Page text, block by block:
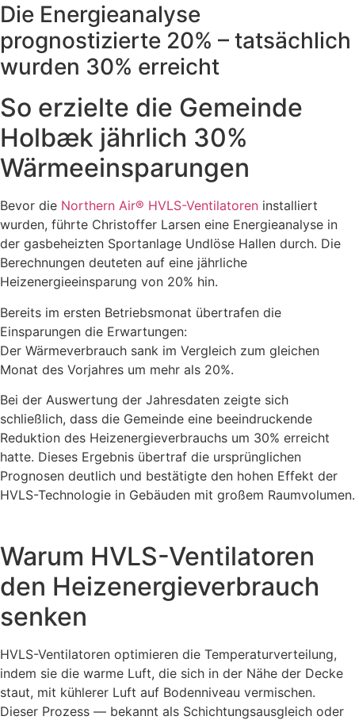
Die Energieanalyse
prognostizierte 20% – tatsächlich
wurden 30% erreicht
So erzielte die Gemeinde
Holbæk jährlich 30%
Wärmeeinsparungen
Bevor die Northern Air® HVLS-Ventilatoren installiert
wurden, führte Christoffer Larsen eine Energieanalyse in
der gasbeheizten Sportanlage Undlöse Hallen durch. Die
Berechnungen deuteten auf eine jährliche
Heizenergieeinsparung von 20% hin.
Bereits im ersten Betriebsmonat übertrafen die
Einsparungen die Erwartungen:
Der Wärmeverbrauch sank im Vergleich zum gleichen
Monat des Vorjahres um mehr als 20%.
Bei der Auswertung der Jahresdaten zeigte sich
schließlich, dass die Gemeinde eine beeindruckende
Reduktion des Heizenergieverbrauchs um 30% erreicht
hatte. Dieses Ergebnis übertraf die ursprünglichen
Prognosen deutlich und bestätigte den hohen Effekt der
HVLS-Technologie in Gebäuden mit großem Raumvolumen.
Warum HVLS-Ventilatoren
den Heizenergieverbrauch
senken
HVLS-Ventilatoren optimieren die Temperaturverteilung,
indem sie die warme Luft, die sich in der Nähe der Decke
staut, mit kühlerer Luft auf Bodenniveau vermischen.
Dieser Prozess — bekannt als Schichtungsausgleich oder